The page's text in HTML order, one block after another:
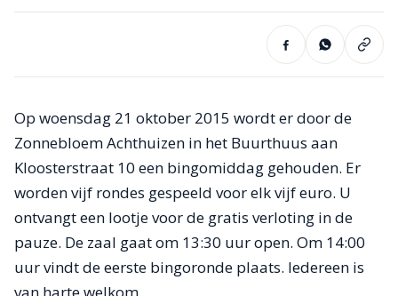
Op woensdag 21 oktober 2015 wordt er door de
Zonnebloem Achthuizen in het Buurthuus aan
Kloosterstraat 10 een bingomiddag gehouden. Er
worden vijf rondes gespeeld voor elk vijf euro. U
ontvangt een lootje voor de gratis verloting in de
pauze. De zaal gaat om 13:30 uur open. Om 14:00
uur vindt de eerste bingoronde plaats. Iedereen is